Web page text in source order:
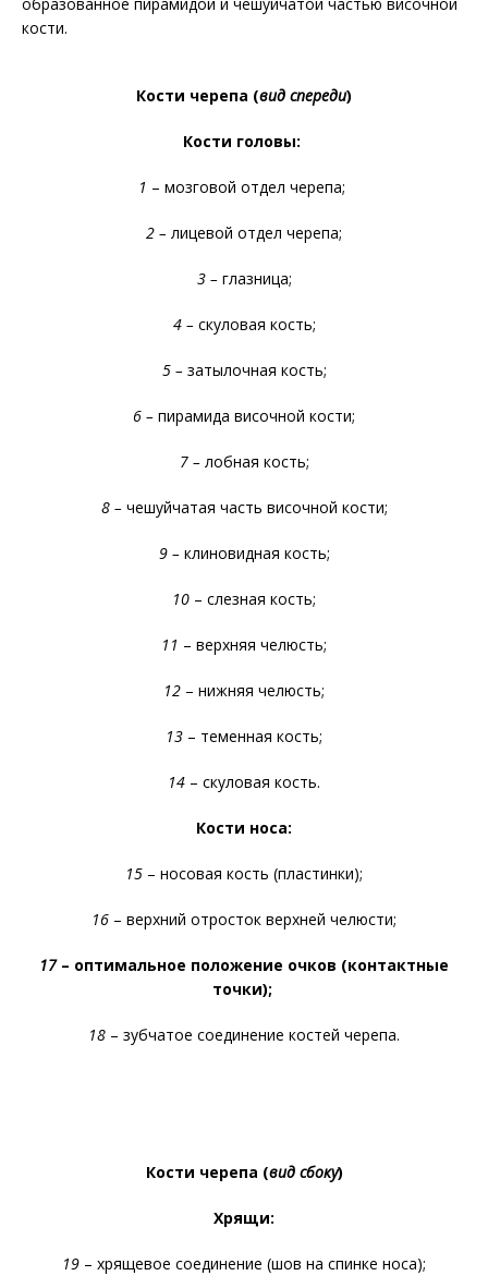
кости.
Кости черепа (вид спереди)
Кости головы:
1 – мозговой отдел черепа;
2 – лицевой отдел черепа;
3 –глазница;
4 –скуловая кость;
5 –затылочная кость;
6 – пирамида височной кости;
7 –лобная кость;
8 –чешуйчатая часть височной кости;
9 –клиновидная кость;
10 – слезная кость;
11 – верхняя челюсть;
12 – нижняя челюсть;
13 – теменная кость;
14 – скуловая кость.
Кости носа:
15 – носовая кость (пластинки);
16 – верхний отросток верхней челюсти;
17 – оптимальное положение очков (контактные
точки);
18 – зубчатое соединение костей черепа.
Кости черепа (вид сбоку)
Хрящи:
19 – хрящевое соединение (шов на спинке носа);